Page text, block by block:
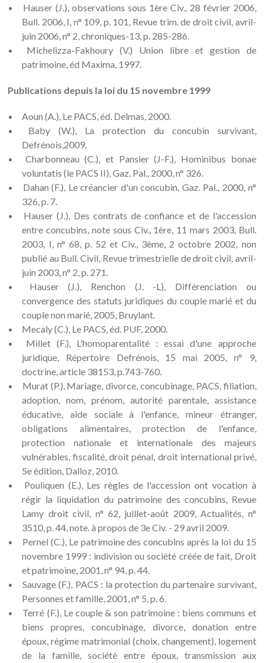
Hauser (J.), observations sous 1ère Civ., 28 février 2006,
Bull. 2006, I, n° 109, p. 101, Revue trim. de droit civil, avril-
juin 2006, n° 2, chroniques-13, p. 285-286.
Michelizza-Fakhoury (V.) Union libre et gestion de
patrimoine, éd Maxima, 1997.
Publications depuis la loi du 15 novembre 1999
Aoun (A.), Le PACS, éd. Delmas, 2000.
Baby (W.), La protection du concubin survivant,
Defrénois,2009.
Charbonneau (C.), et Pansier (J-F.), Hominibus bonae
voluntatis (le PACS II), Gaz. Pal., 2000, n° 326.
Dahan (F.), Le créancier d'un concubin, Gaz. Pal., 2000, n°
326, p. 7.
Hauser (J.), Des contrats de confiance et de l'accession
entre concubins, note sous Civ., 1ère, 11 mars 2003, Bull.
2003, I, n° 68, p. 52 et Civ., 3ème, 2 octobre 2002, non
publié au Bull. Civil, Revue trimestrielle de droit civil, avril-
juin 2003, n° 2, p. 271.
Hauser (J.), Renchon (J. -L), Différenciation ou
convergence des statuts juridiques du couple marié et du
couple non marié, 2005, Bruylant.
Mecaly (C.), Le PACS, éd. PUF, 2000.
Millet (F.), L'homoparentalité : essai d'une approche
juridique, Répertoire Defrénois, 15 mai 2005, n° 9,
doctrine, article 38153, p.743-760.
Murat (P.), Mariage, divorce, concubinage, PACS, filiation,
adoption, nom, prénom, autorité parentale, assistance
éducative, aide sociale à l'enfance, mineur étranger,
obligations alimentaires, protection de l'enfance,
protection nationale et internationale des majeurs
vulnérables, fiscalité, droit pénal, droit international privé,
5e édition, Dalloz, 2010.
Pouliquen (E.), Les règles de l'accession ont vocation à
régir la liquidation du patrimoine des concubins, Revue
Lamy droit civil, n° 62, juillet-août 2009, Actualités, n°
3510, p. 44, note. à propos de 3e Civ. - 29 avril 2009.
Pernel (C.), Le patrimoine des concubins après la loi du 15
novembre 1999 : indivision ou société créée de fait, Droit
et patrimoine, 2001, n° 94, p. 44.
Sauvage (F.), PACS : la protection du partenaire survivant,
Personnes et famille, 2001, n° 5, p. 6.
Terré (F.), Le couple & son patrimoine : biens communs et
biens propres, concubinage, divorce, donation entre
époux, régime matrimonial (choix, changement), logement
de la famille, société entre époux, transmission aux